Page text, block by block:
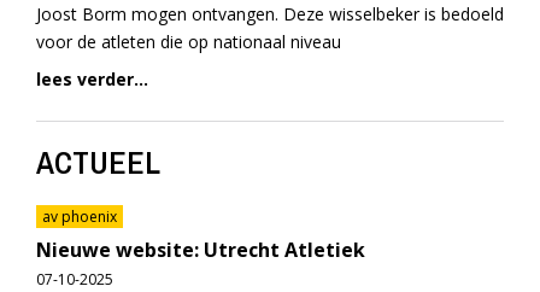
Joost Borm mogen ontvangen. Deze wisselbeker is bedoeld
voor de atleten die op nationaal niveau
lees verder...
ACTUEEL
av phoenix
Nieuwe website: Utrecht Atletiek
07-10-2025